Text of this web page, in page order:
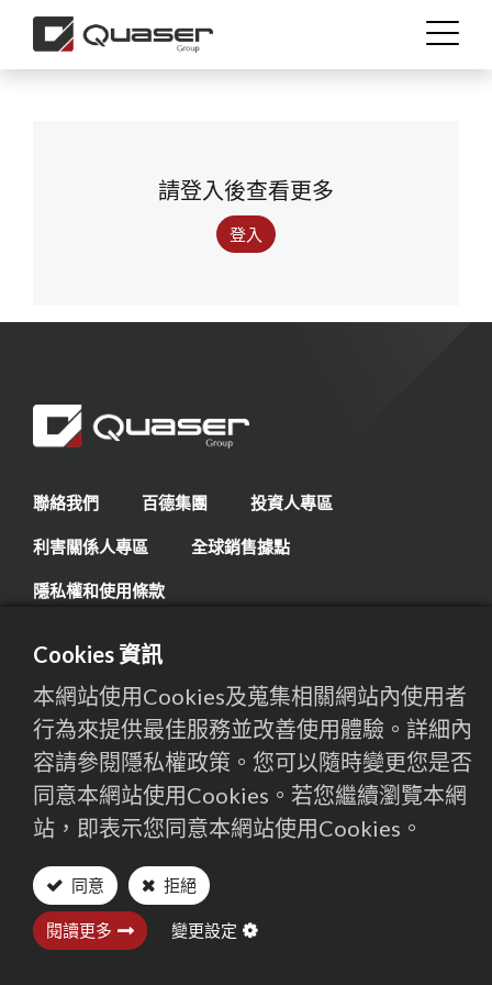
請登入後查看更多
登入
聯絡我們 百德集團 投資人專區
利害關係人專區 全球銷售據點
隱私權和使用條款
©Copyright by QUASER GroupAll Rights Reserved.
地址
437106 台灣台中市大甲區幼獅工業區工六路3號
電子信箱
sales@qmt.com.tw
電話
+886-4-26821277
Cookies 資訊
本網站使用Cookies及蒐集相關網站內使用者
行為來提供最佳服務並改善使用體驗。詳細內
容請參閱隱私權政策。您可以隨時變更您是否
同意本網站使用Cookies。若您繼續瀏覽本網
站，即表示您同意本網站使用Cookies。
同意 拒絕
閱讀更多 變更設定